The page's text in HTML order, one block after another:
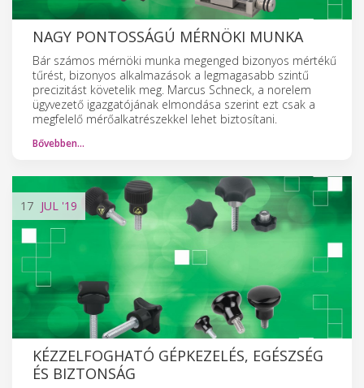
NAGY PONTOSSÁGÚ MÉRNÖKI MUNKA
Bár számos mérnöki munka megenged bizonyos mértékű
tűrést, bizonyos alkalmazások a legmagasabb szintű
precizitást követelik meg. Marcus Schneck, a norelem
ügyvezető igazgatójának elmondása szerint ezt csak a
megfelelő mérőalkatrészekkel lehet biztosítani.
Bővebben…
17 JUL '19
KÉZZELFOGHATÓ GÉPKEZELÉS, EGÉSZSÉG
ÉS BIZTONSÁG